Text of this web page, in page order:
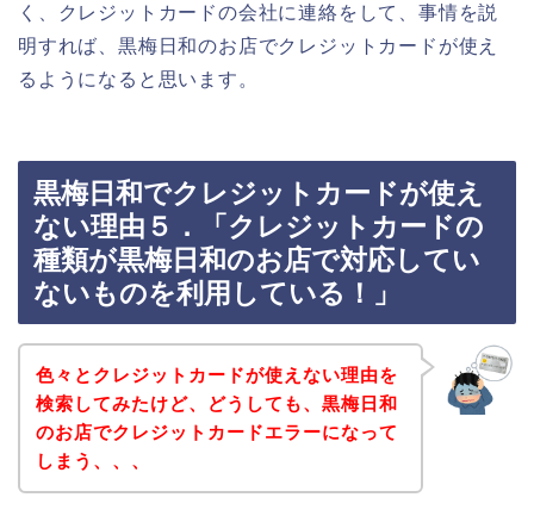
く、クレジットカードの会社に連絡をして、事情を説
明すれば、黒梅日和のお店でクレジットカードが使え
るようになると思います。
黒梅日和でクレジットカードが使え
ない理由５．「クレジットカードの
種類が黒梅日和のお店で対応してい
ないものを利用している！」
色々とクレジットカードが使えない理由を
検索してみたけど、どうしても、黒梅日和
のお店でクレジットカードエラーになって
しまう、、、